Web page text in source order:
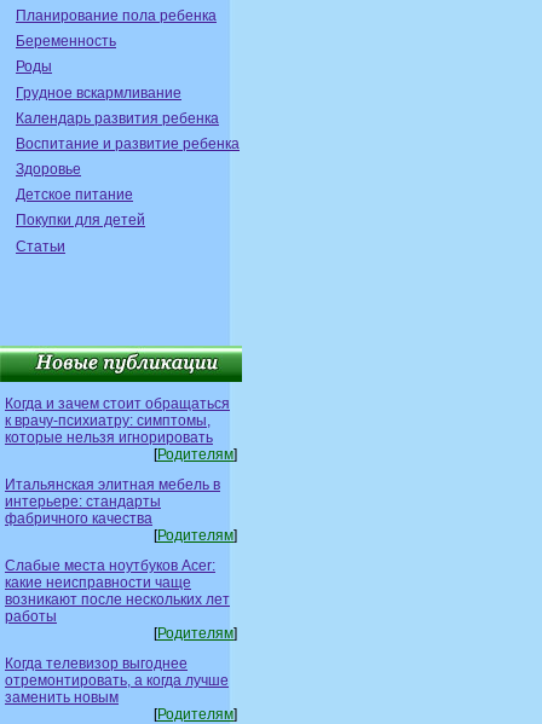
Планирование пола ребенка
Беременность
Роды
Грудное вскармливание
Календарь развития ребенка
Воспитание и развитие ребенка
Здоровье
Детское питание
Покупки для детей
Статьи
Когда и зачем стоит обращаться
к врачу-психиатру: симптомы,
которые нельзя игнорировать
[Родителям]
Итальянская элитная мебель в
интерьере: стандарты
фабричного качества
[Родителям]
Слабые места ноутбуков Acer:
какие неисправности чаще
возникают после нескольких лет
работы
[Родителям]
Когда телевизор выгоднее
отремонтировать, а когда лучше
заменить новым
[Родителям]